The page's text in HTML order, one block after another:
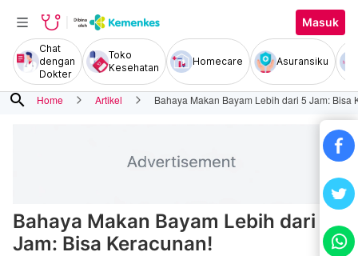
Masuk
Chat
dengan
Dokter
Toko
Kesehatan
Homecare Asuransiku
search Home Artikel Bahaya Makan Bayam Lebih dari 5 Jam: Bisa
Bahaya Makan Bayam Lebih dari 5
Jam: Bisa Keracunan!